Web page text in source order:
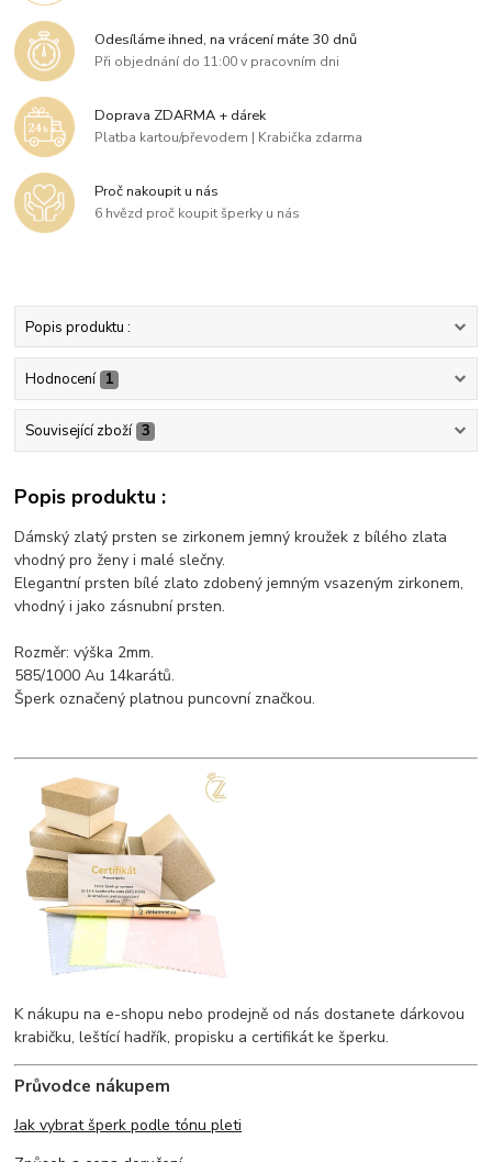
Odesíláme ihned, na vrácení máte 30 dnů
Při objednání do 11:00 v pracovním dni
Doprava ZDARMA + dárek
Platba kartou/převodem | Krabička zdarma
Proč nakoupit u nás
6 hvězd proč koupit šperky u nás
Popis produktu :
Hodnocení 1
Související zboží 3
Popis produktu :
Dámský zlatý prsten se zirkonem jemný kroužek z bílého zlata
vhodný pro ženy i malé slečny.
Elegantní prsten bílé zlato zdobený jemným vsazeným zirkonem,
vhodný i jako zásnubní prsten.
Rozměr: výška 2mm.
585/1000 Au 14karátů.
Šperk označený platnou puncovní značkou.
K nákupu na e-shopu nebo prodejně od nás dostanete dárkovou
krabičku, leštící hadřík, propisku a certifikát ke šperku.
Průvodce nákupem
Jak vybrat šperk podle tónu pleti